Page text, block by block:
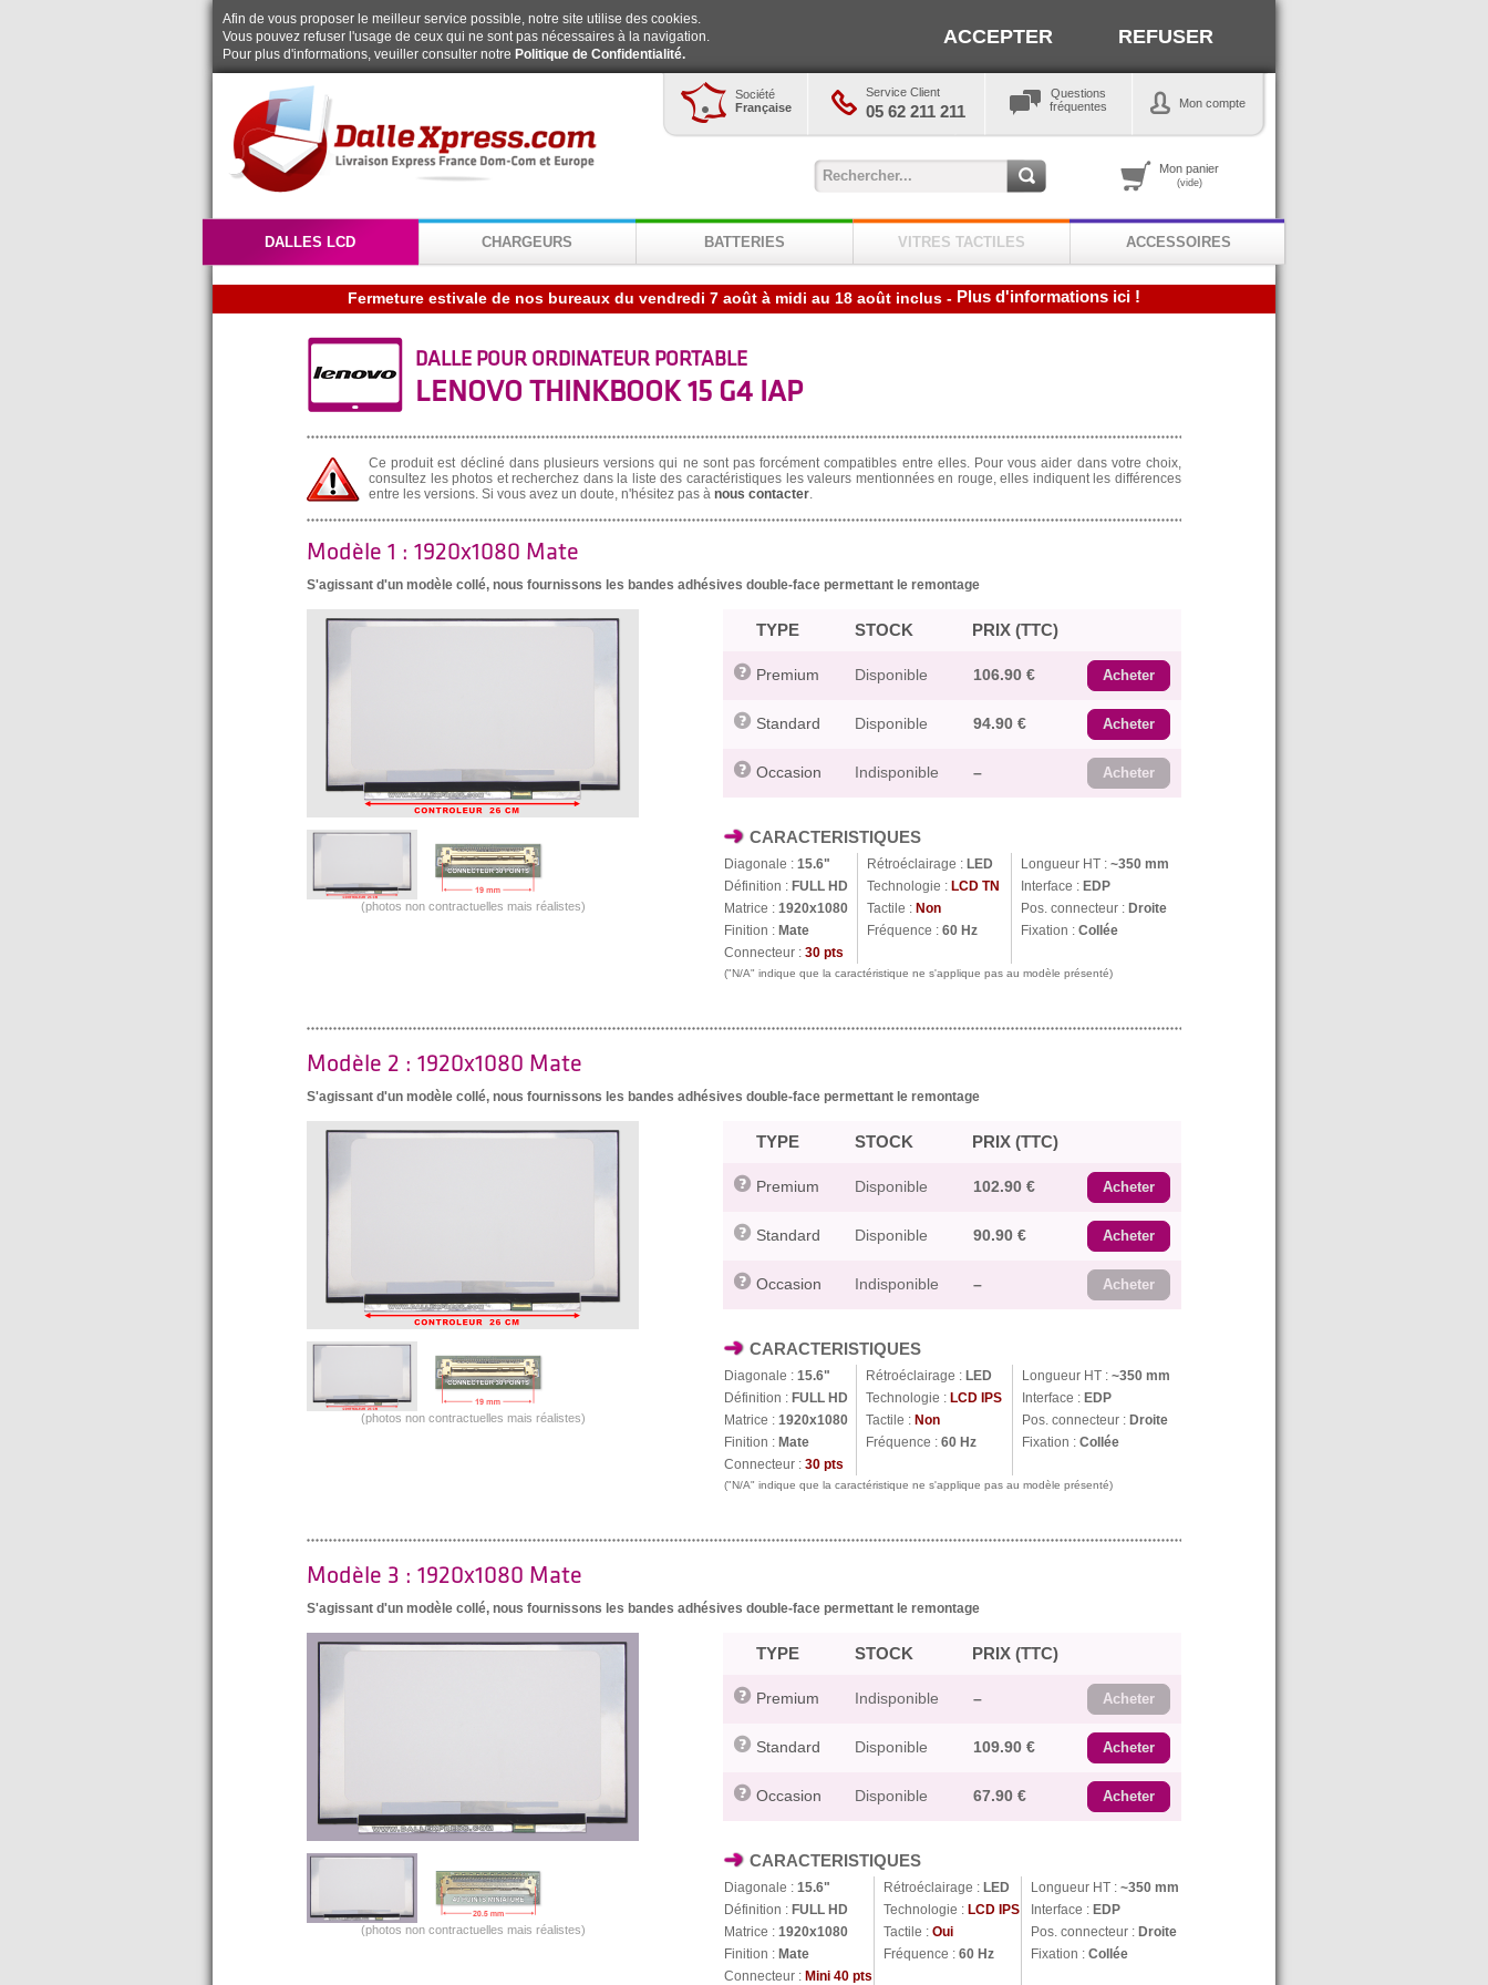
Afin de vous proposer le meilleur service possible, notre site utilise des cookies.
Vous pouvez refuser l'usage de ceux qui ne sont pas nécessaires à la navigation.
Pour plus d'informations, veuiller consulter notre Politique de Confidentialité.
ACCEPTER REFUSER
Société
Française
Service Client
05 62 211 211
Questions
fréquentes
Mon compte
Mon panier
(vide)
DALLES LCD CHARGEURS BATTERIES VITRES TACTILES ACCESSOIRES
- Plus d'informations ici !
DALLE POUR ORDINATEUR PORTABLE
LENOVO THINKBOOK 15 G4 IAP
Ce produit est décliné dans plusieurs versions qui ne sont pas forcément compatibles entre elles. Pour vous aider dans votre choix,
consultez les photos et recherchez dans la liste des caractéristiques les valeurs mentionnées en rouge, elles indiquent les différences
entre les versions. Si vous avez un doute, n'hésitez pas à nous contacter.
Modèle 1 : 1920x1080 Mate
S'agissant d'un modèle collé, nous fournissons les bandes adhésives double-face permettant le remontage
(photos non contractuelles mais réalistes)
TYPE STOCK PRIX (TTC)
Premium Disponible 106.90 € Acheter
Standard Disponible 94.90 € Acheter
Occasion Indisponible – Acheter
CARACTERISTIQUES
Diagonale : 15.6" Rétroéclairage : LED Longueur HT : ~350 mm
Définition : FULL HD Technologie : LCD TN Interface : EDP
Matrice : 1920x1080 Tactile : Non Pos. connecteur : Droite
Finition : Mate Fréquence : 60 Hz Fixation : Collée
Connecteur : 30 pts
("N/A" indique que la caractéristique ne s'applique pas au modèle présenté)
Modèle 2 : 1920x1080 Mate
S'agissant d'un modèle collé, nous fournissons les bandes adhésives double-face permettant le remontage
(photos non contractuelles mais réalistes)
TYPE STOCK PRIX (TTC)
Premium Disponible 102.90 € Acheter
Standard Disponible 90.90 € Acheter
Occasion Indisponible – Acheter
CARACTERISTIQUES
Diagonale : 15.6" Rétroéclairage : LED Longueur HT : ~350 mm
Définition : FULL HD Technologie : LCD IPS Interface : EDP
Matrice : 1920x1080 Tactile : Non Pos. connecteur : Droite
Finition : Mate Fréquence : 60 Hz Fixation : Collée
Connecteur : 30 pts
("N/A" indique que la caractéristique ne s'applique pas au modèle présenté)
Modèle 3 : 1920x1080 Mate
S'agissant d'un modèle collé, nous fournissons les bandes adhésives double-face permettant le remontage
(photos non contractuelles mais réalistes)
TYPE STOCK PRIX (TTC)
Premium Indisponible – Acheter
Standard Disponible 109.90 € Acheter
Occasion Disponible 67.90 € Acheter
CARACTERISTIQUES
Diagonale : 15.6" Rétroéclairage : LED Longueur HT : ~350 mm
Définition : FULL HD Technologie : LCD IPS Interface : EDP
Matrice : 1920x1080 Tactile : Oui Pos. connecteur : Droite
Finition : Mate Fréquence : 60 Hz Fixation : Collée
Connecteur : Mini 40 pts